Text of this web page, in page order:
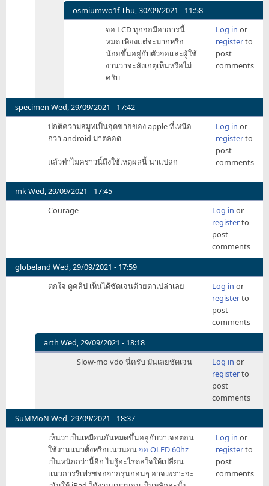
คือ
ไม่มี
osmiumwo1fThu, 30/09/2021 - 11:58
In
ครับ
by
terdsak.s
จอ LCD ทุกจอมีอาการนี้
หมด เพียงแต่จะมากหรือ
น้อยขึ้นอยู่กับตัวจอและผู้ใช้
งานว่าจะสังเกตุเห็นหรือไม่
ครับ
Log in or
registerto
post
comments
specimen Wed, 29/09/2021 - 17:42
ปกติความสมูทเป็นจุดขายของ apple ที่เหนือ
กว่า android มาตลอด
แล้วทำไมคราวนี้ถึงใช้เหตุผลนี้ น่าแปลก
Log in or
registerto
post
comments
mkWed, 29/09/2021 - 17:45
Courage
Log in or
registerto
post
comments
globeland Wed, 29/09/2021 - 17:59
ตกใจ ดูคลิป เห็นได้ชัดเจนด้วยตาเปล่าเลย
Log in or
registerto
post
comments
arth Wed, 29/09/2021 - 18:18
In
คลิป
by
globeland
Slow-mo vdo นี่ครับ มันเลยชัดเจน Log in or
registerto
post
comments
SuMMoN Wed, 29/09/2021 - 18:37
เห็นว่าเป็นเหมือนกันหมดขึ้นอยู่กับว่าเจอตอน
ใช้งานแนวตั้งหรือแนวนอนจอ OLED 60hz
เป็นหนักกว่านี้อีก ไม่รู้อะไรดลใจให้เปลี่ยน
แนวการรีเฟรชจอจากรุ่นก่อนๆ อาจเพราะจะ
Log in or
registerto
post
comments